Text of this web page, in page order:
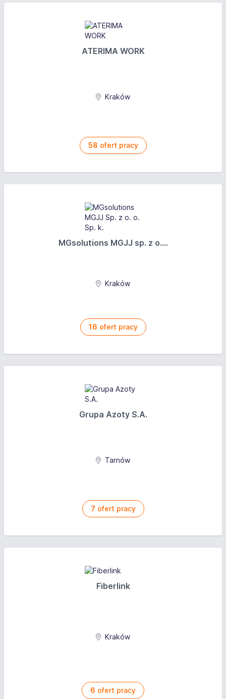
średnie, umiejętność czytania rysunku
aluminiowej, obsługa elektronarzędzi, podstawowa
wiedza techniczna. Praca w godz. 7.00-15.00.
System wynagrodzenia: Czasowy ze stawką
ATERIMA WORK
Kraków
58 ofert pracy
MGsolutions MGJJ sp. z o....
Kraków
16 ofert pracy
Grupa Azoty S.A.
Tarnów
7 ofert pracy
Fiberlink
Kraków
6 ofert pracy